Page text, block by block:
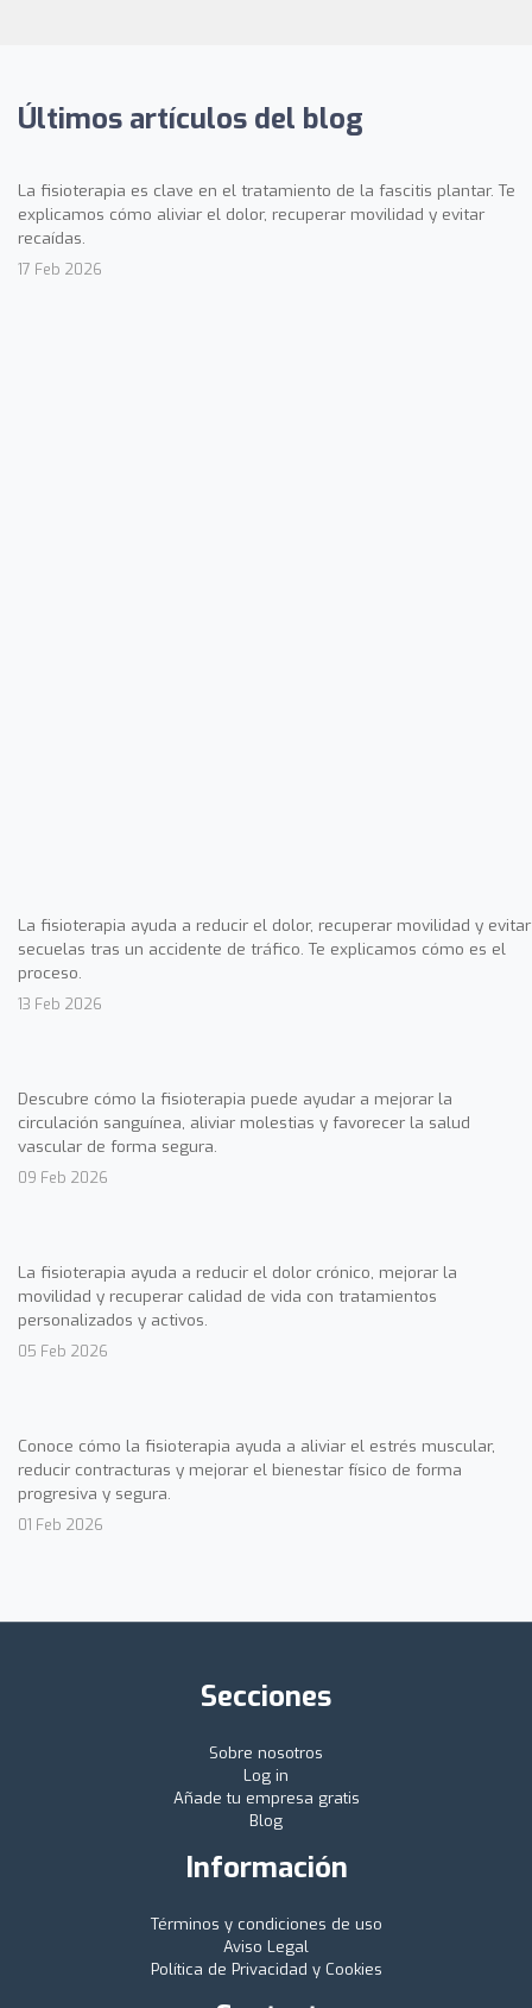
Últimos artículos del blog
La fisioterapia es clave en el tratamiento de la fascitis plantar. Te
explicamos cómo aliviar el dolor, recuperar movilidad y evitar
recaídas.
17 Feb 2026
La fisioterapia ayuda a reducir el dolor, recuperar movilidad y evitar
secuelas tras un accidente de tráfico. Te explicamos cómo es el
proceso.
13 Feb 2026
Descubre cómo la fisioterapia puede ayudar a mejorar la
circulación sanguínea, aliviar molestias y favorecer la salud
vascular de forma segura.
09 Feb 2026
La fisioterapia ayuda a reducir el dolor crónico, mejorar la
movilidad y recuperar calidad de vida con tratamientos
personalizados y activos.
05 Feb 2026
Conoce cómo la fisioterapia ayuda a aliviar el estrés muscular,
reducir contracturas y mejorar el bienestar físico de forma
progresiva y segura.
01 Feb 2026
Secciones
Sobre nosotros
Log in
Añade tu empresa gratis
Blog
Información
Términos y condiciones de uso
Aviso Legal
Política de Privacidad y Cookies